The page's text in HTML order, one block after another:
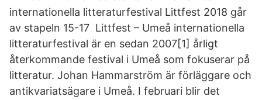
internationella litteraturfestival Littfest 2018 går
av stapeln 15-17 Littfest – Umeå internationella
litteraturfestival är en sedan 2007[1] årligt
återkommande festival i Umeå som fokuserar på
litteratur. Johan Hammarström är förläggare och
antikvariatsägare i Umeå. I februari blir det